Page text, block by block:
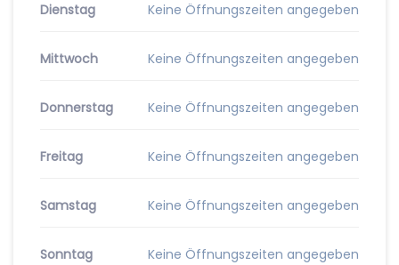
Dienstag Keine Öffnungszeiten angegeben
Mittwoch Keine Öffnungszeiten angegeben
Donnerstag Keine Öffnungszeiten angegeben
Freitag Keine Öffnungszeiten angegeben
Samstag Keine Öffnungszeiten angegeben
Sonntag Keine Öffnungszeiten angegeben